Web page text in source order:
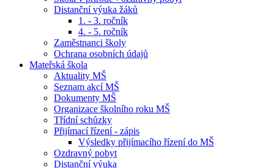
Distanční výuka žáků
1. - 3. ročník
4. - 5. ročník
Zaměstnanci školy
Ochrana osobních údajů
Mateřská škola
Aktuality MŠ
Seznam akcí MŠ
Dokumenty MŠ
Organizace školního roku MŠ
Třídní schůzky
Přijímací řízení - zápis
Výsledky přijímacího řízení do MŠ
Ozdravný pobyt
Distanční výuka